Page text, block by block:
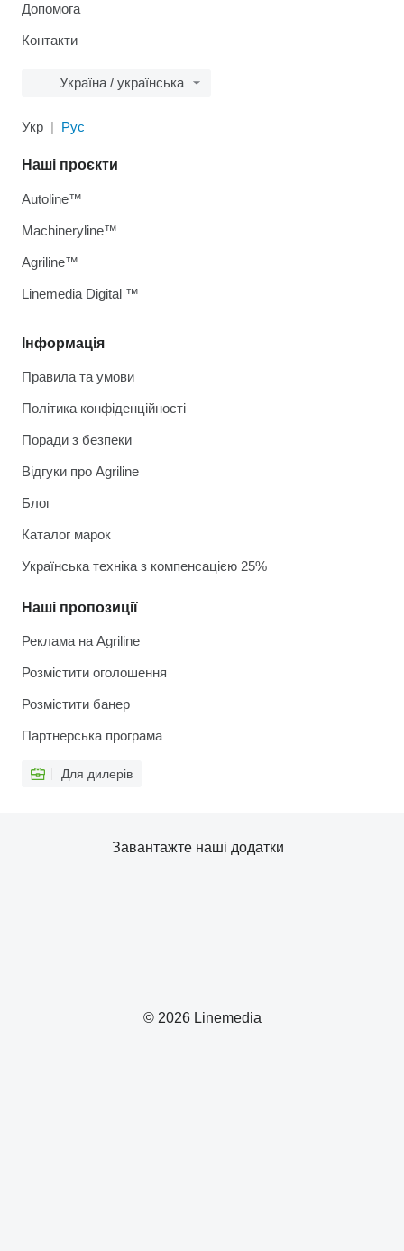
Допомога
Контакти
Україна / українська
Укр Рус
Інформація
Правила та умови
Політика конфіденційності
Поради з безпеки
Відгуки про Agriline
Блог
Каталог марок
Українська техніка з компенсацією 25%
Наші пропозиції
Реклама на Agriline
Розмістити оголошення
Розмістити банер
Партнерська програма
Для дилерів
Наші проєкти
Autoline™
Machineryline™
Agriline™
Linemedia Digital ™
© 2026 Linemedia
Завантажте наші додатки